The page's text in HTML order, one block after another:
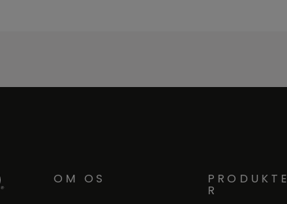
OM OS PRODUKTE
R